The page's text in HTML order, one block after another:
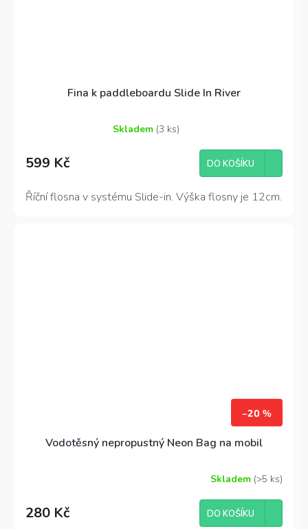
Fina k paddleboardu Slide In River
hodnocení
produktu
z
Skladem (3 ks)
599 Kč DO KOŠÍKU
Říční flosna v systému Slide-in. Výška flosny je 12cm.
–20 %
Vodotěsný nepropustný Neon Bag na mobil
Skladem (>5 ks)
280 Kč DO KOŠÍKU